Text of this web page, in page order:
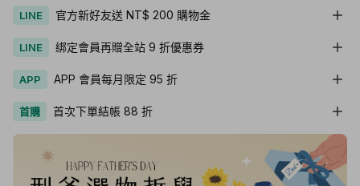
LINE 官方新好友送 NT$ 200 購物金
LINE 綁定會員再贈全站 9 折優惠券
APP APP 會員每月限定 95 折
首購 首次下單結帳 88 折